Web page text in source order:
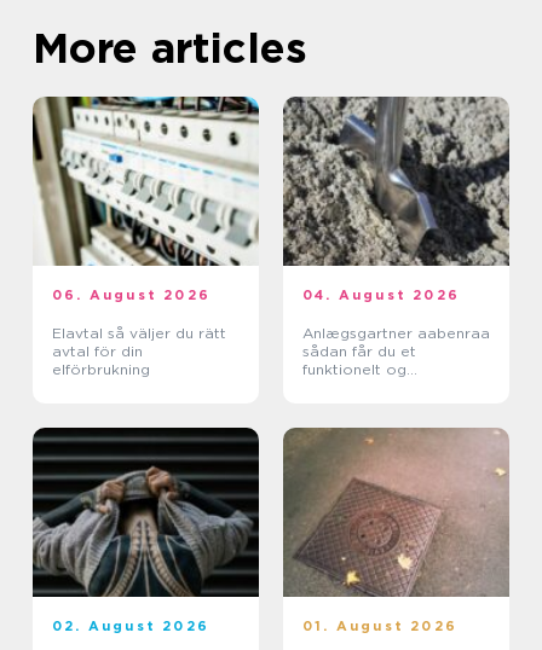
More articles
06. August 2026
Elavtal så väljer du rätt
avtal för din
elförbrukning
04. August 2026
Anlægsgartner aabenraa
sådan får du et
funktionelt og
02. August 2026 01. August 2026